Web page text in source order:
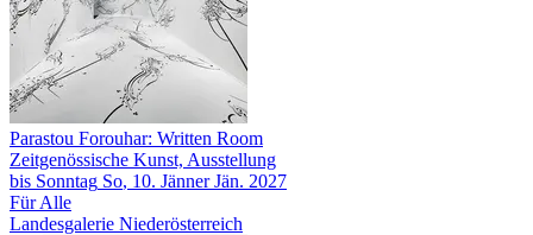
Parastou Forouhar: Written Room
Zeitgenössische Kunst, Ausstellung
bis Sonntag So, 10. Jänner Jän. 2027
Für Alle
Landesgalerie Niederösterreich